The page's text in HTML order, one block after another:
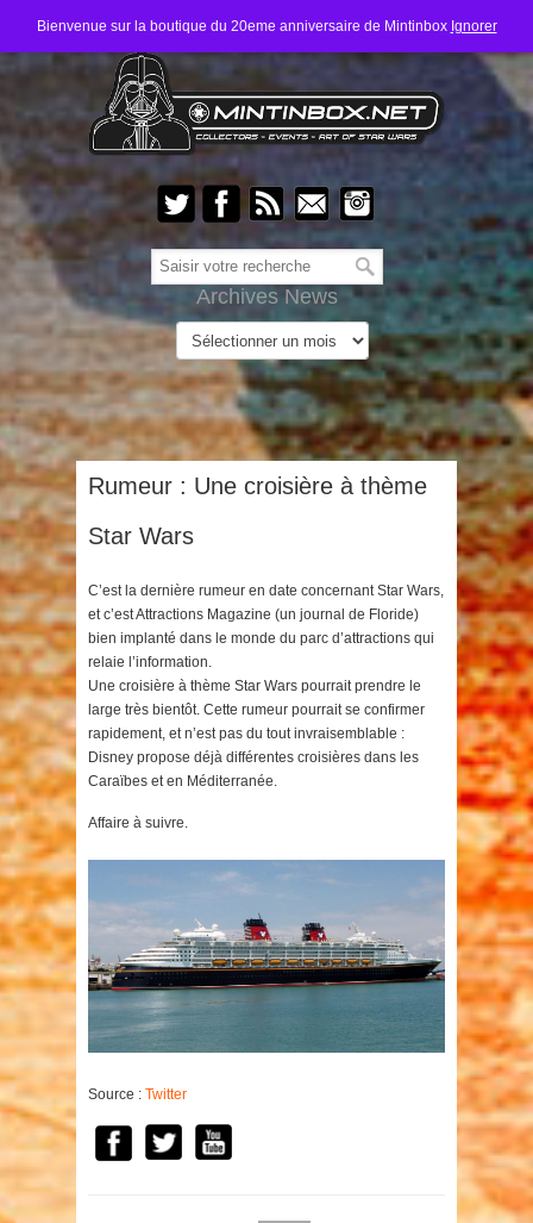
Bienvenue sur la boutique du 20eme anniversaire de Mintinbox Ignorer
Archives News
Rumeur : Une croisière à thème
Star Wars
C’est la dernière rumeur en date concernant Star Wars,
et c’est Attractions Magazine (un journal de Floride)
bien implanté dans le monde du parc d’attractions qui
relaie l’information.
Une croisière à thème Star Wars pourrait prendre le
large très bientôt. Cette rumeur pourrait se confirmer
rapidement, et n’est pas du tout invraisemblable :
Disney propose déjà différentes croisières dans les
Caraïbes et en Méditerranée.
Affaire à suivre.
Source : Twitter